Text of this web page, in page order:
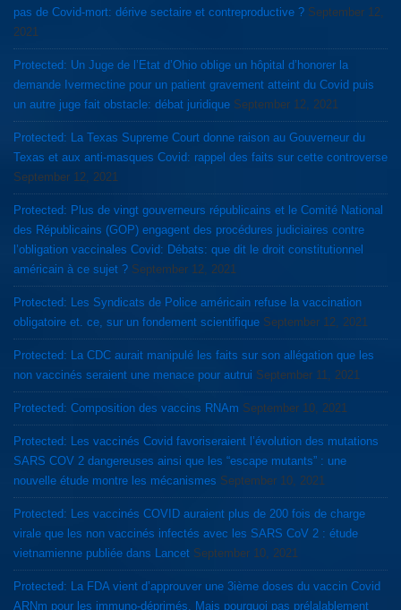
pas de Covid-mort: dérive sectaire et contreproductive ? September 12,
2021
Protected: Un Juge de l’Etat d’Ohio oblige un hôpital d’honorer la
demande Ivermectine pour un patient gravement atteint du Covid puis
un autre juge fait obstacle: débat juridique September 12, 2021
Protected: La Texas Supreme Court donne raison au Gouverneur du
Texas et aux anti-masques Covid: rappel des faits sur cette controverse
September 12, 2021
Protected: Plus de vingt gouverneurs républicains et le Comité National
des Républicains (GOP) engagent des procédures judiciaires contre
l’obligation vaccinales Covid: Débats: que dit le droit constitutionnel
américain à ce sujet ? September 12, 2021
Protected: Les Syndicats de Police américain refuse la vaccination
obligatoire et. ce, sur un fondement scientifique September 12, 2021
Protected: La CDC aurait manipulé les faits sur son allégation que les
non vaccinés seraient une menace pour autrui September 11, 2021
Protected: Composition des vaccins RNAm September 10, 2021
Protected: Les vaccinés Covid favoriseraient l’évolution des mutations
SARS COV 2 dangereuses ainsi que les “escape mutants” : une
nouvelle étude montre les mécanismes September 10, 2021
Protected: Les vaccinés COVID auraient plus de 200 fois de charge
virale que les non vaccinés infectés avec les SARS CoV 2 : étude
vietnamienne publiée dans Lancet September 10, 2021
Protected: La FDA vient d’approuver une 3ième doses du vaccin Covid
ARNm pour les immuno-déprimés. Mais pourquoi pas prélalablement